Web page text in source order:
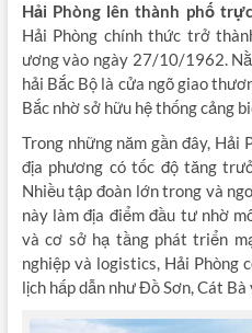
Hải Phòng lên thành phố
Hải Phòng chính thức trở
ương vào ngày 27/10/1962.
hải Bắc Bộ là cửa ngõ giao
Bắc nhờ sở hữu hệ thống cảng
Trong những năm gần đây, Hải
địa phương có tốc độ tăng
Nhiều tập đoàn lớn trong và
này làm địa điểm đầu tư nhờ
và cơ sở hạ tầng phát triển
nghiệp và logistics, Hải Phòng
lịch hấp dẫn như Đồ Sơn, Cát Bà